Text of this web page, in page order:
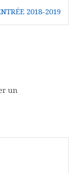
2018-2019
un